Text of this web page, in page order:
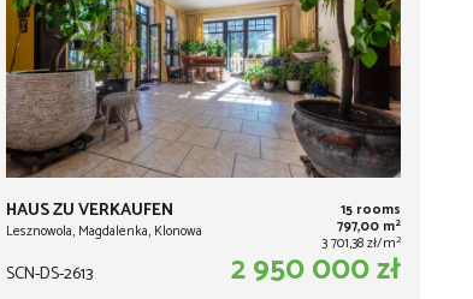
HAUS ZU VERKAUFEN
Lesznowola, Magdalenka, Klonowa
15 rooms
797,00 m2
3 701,38 zł/m2
SCN-DS-2613 2 950 000 zł